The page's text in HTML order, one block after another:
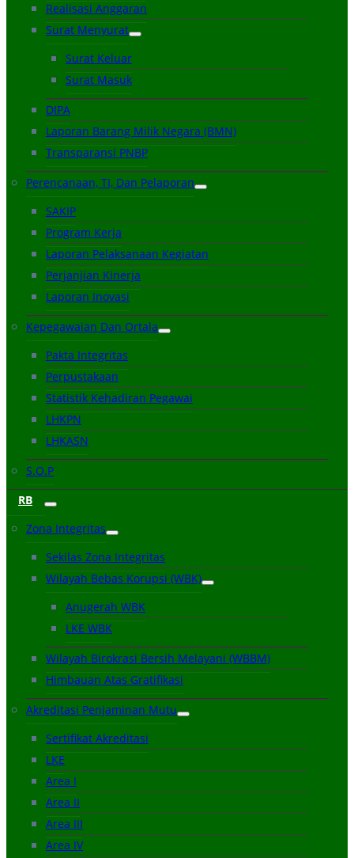
Realisasi Anggaran
Surat Menyurat
Surat Keluar
Surat Masuk
DIPA
Laporan Barang Milik Negara (BMN)
Transparansi PNBP
Perencanaan, TI, Dan Pelaporan
SAKIP
Program Kerja
Laporan Pelaksanaan Kegiatan
Perjanjian Kinerja
Laporan Inovasi
Kepegawaian Dan Ortala
Pakta Integritas
Perpustakaan
Statistik Kehadiran Pegawai
LHKPN
LHKASN
S.O.P
RB
Zona Integritas
Sekilas Zona Integritas
Wilayah Bebas Korupsi (WBK)
Anugerah WBK
LKE WBK
Wilayah Birokrasi Bersih Melayani (WBBM)
Himbauan Atas Gratifikasi
Akreditasi Penjaminan Mutu
Sertifikat Akreditasi
LKE
Area I
Area II
Area III
Area IV